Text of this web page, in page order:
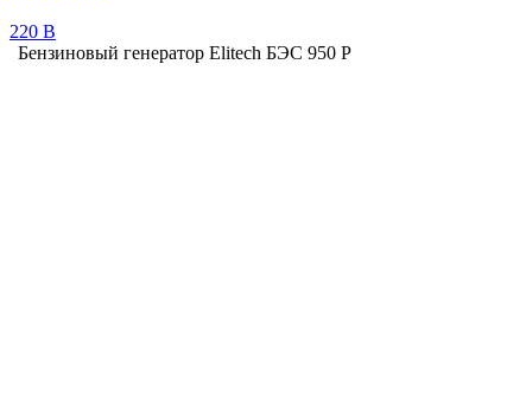
220 В
Бензиновый генератор Elitech БЭС 950 Р